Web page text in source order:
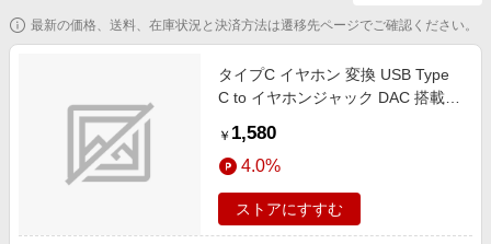
コスメ・健康・医薬品
家電・PC・スマホ・カメラ
スポーツ・アウトドア・ゴルフ
対象ストア新規限定特典
楽天ペイ導入ストア
楽天サービス特集
最新の価格、送料、在庫状況と決済方法は遷移先ページでご確認ください。
タイプC イヤホン 変換 USB Type
C to イヤホンジャック DAC 搭載
3極 【 Chromebook Mac PC iPad
Android スマホ 等 Type-C 機器対応
】 RoHS指令準拠 ブラック ホワイ
ト MPA-C35DDBK
￥ 1,580
4.0%
ストアにすすむ